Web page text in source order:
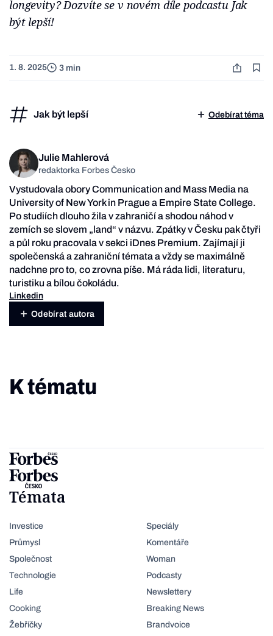
longevity? Dozvíte se v novém díle podcastu Jak
být lepší!
1. 8. 2025 3 min
Jak být lepší Odebírat téma
Julie Mahlerová
redaktorka Forbes Česko
Vystudovala obory Communication and Mass Media na
University of New York in Prague a Empire State College.
Po studiích dlouho žila v zahraničí a shodou náhod v
zemích se slovem „land“ v názvu. Zpátky v Česku pak čtyři
a půl roku pracovala v sekci iDnes Premium. Zajímají ji
společenská a zahraniční témata a vždy se maximálně
nadchne pro to, co zrovna píše. Má ráda lidi, literaturu,
turistiku a bílou čokoládu.
Linkedin
Odebírat autora
K tématu
Témata
Investice
Průmysl
Společnost
Technologie
Life
Cooking
Žebříčky
Speciály
Komentáře
Woman
Podcasty
Newslettery
Breaking News
Brandvoice